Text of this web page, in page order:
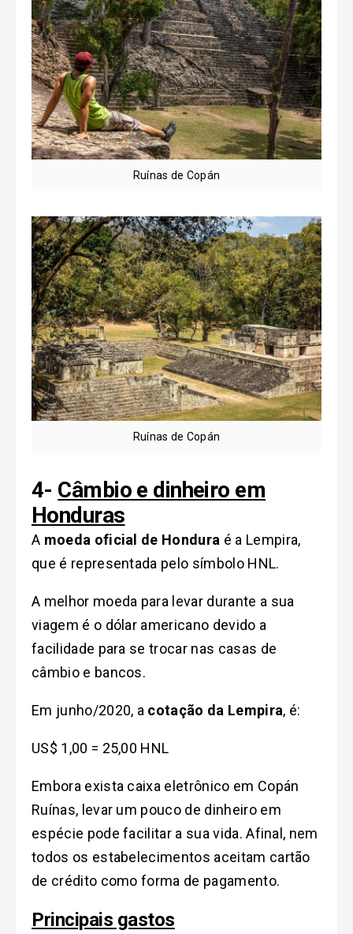
Ruínas de Copán
Ruínas de Copán
4- Câmbio e dinheiro em
Honduras
A moeda oficial de Hondura é a Lempira,
que é representada pelo símbolo HNL.
A melhor moeda para levar durante a sua
viagem é o dólar americano devido a
facilidade para se trocar nas casas de
câmbio e bancos.
Em junho/2020, a cotação da Lempira, é:
US$ 1,00 = 25,00 HNL
Embora exista caixa eletrônico em Copán
Ruínas, levar um pouco de dinheiro em
espécie pode facilitar a sua vida. Afinal, nem
todos os estabelecimentos aceitam cartão
de crédito como forma de pagamento.
Principais gastos